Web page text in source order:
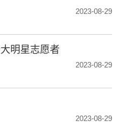
2023-08-29
明星志愿者
2023-08-29
2023-08-29